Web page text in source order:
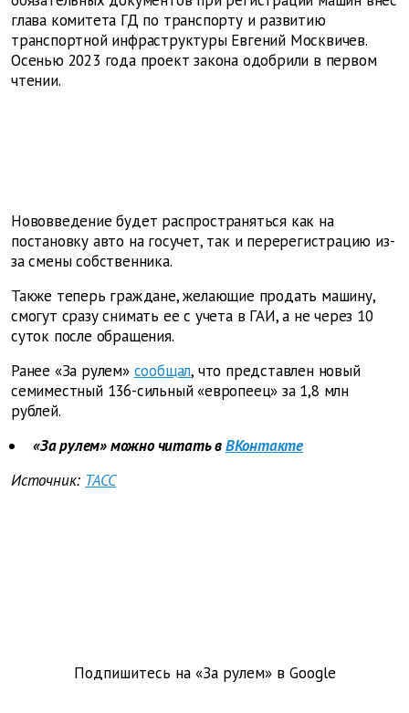
глава комитета ГД по транспорту и развитию
транспортной инфраструктуры Евгений Москвичев.
Осенью 2023 года проект закона одобрили в первом
чтении.
Нововведение будет распространяться как на
постановку авто на госучет, так и перерегистрацию из-
за смены собственника.
Также теперь граждане, желающие продать машину,
смогут сразу снимать ее с учета в ГАИ, а не через 10
суток после обращения.
Ранее «За рулем» сообщал, что представлен новый
семиместный 136-сильный «европеец» за 1,8 млн
рублей.
«За рулем» можно читать вВКонтакте
Источник: ТАСС
Подпишитесь на «За рулем» в Google